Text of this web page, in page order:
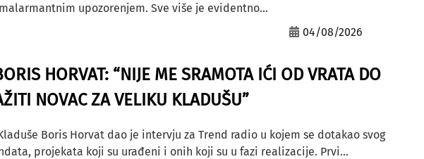
upozorenjem. Sve više je evidentno...
04/08/2026
HORVAT: “NIJE ME SRAMOTA IĆI OD VRATA DO
NOVAC ZA VELIKU KLADUŠU”
Boris Horvat dao je intervju za Trend radio u kojem se dotakao svog
projekata koji su urađeni i onih koji su u fazi realizacije. Prvi...